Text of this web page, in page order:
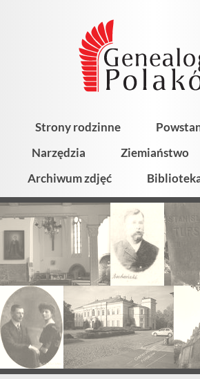
Strony rodzinne
Narzędzia
Ziemiaństwo
Archiwum zdjęć